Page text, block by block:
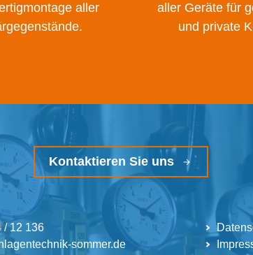
aller
aller Geräte für
und private
Kontaktieren Sie uns
/ 12 136
sommer.de